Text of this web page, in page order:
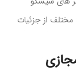
مختلف از جزئیات